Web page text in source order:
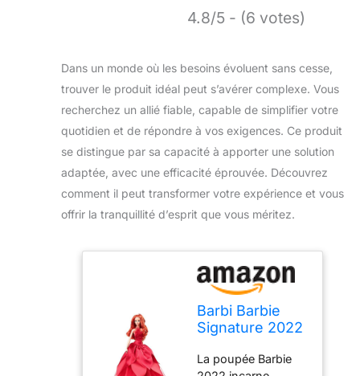
4.8/5 - (6 votes)
Dans un monde où les besoins évoluent sans cesse,
trouver le produit idéal peut s’avérer complexe. Vous
recherchez un allié fiable, capable de simplifier votre
quotidien et de répondre à vos exigences. Ce produit
se distingue par sa capacité à apporter une solution
adaptée, avec une efficacité éprouvée. Découvrez
comment il peut transformer votre expérience et vous
offrir la tranquillité d’esprit que vous méritez.
Barbi Barbie
Signature 2022
Collectible,
La poupée Barbie